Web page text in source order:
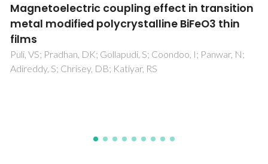
Structural and thermal characterization of
CaO-MgO-SiO2-P2O5-CaF2 glasses
Kansal, I; Goel, A; Tulyaganov, DU; Rajagopal, RR; Ferreira,
JMF